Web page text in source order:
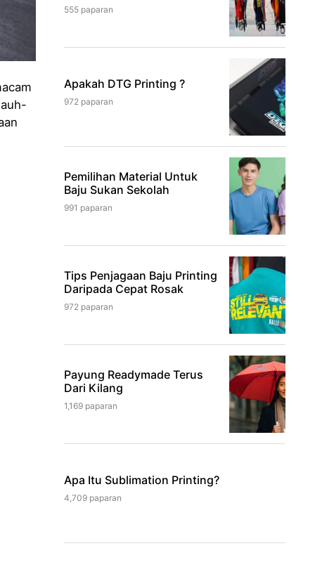
555 paparan
Apakah DTG Printing ?
972 paparan
Pemilihan Material Untuk
Baju Sukan Sekolah
991 paparan
Tips Penjagaan Baju Printing
Daripada Cepat Rosak
972 paparan
Payung Readymade Terus
Dari Kilang
1,169 paparan
Apa Itu Sublimation Printing?
4,709 paparan